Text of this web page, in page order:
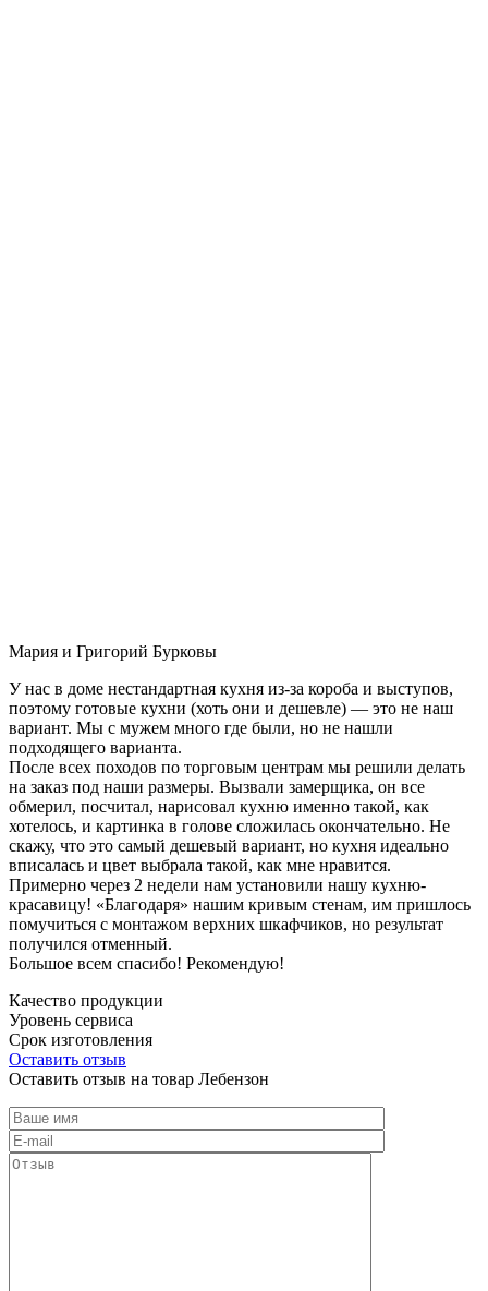
Мария и Григорий Бурковы
У нас в доме нестандартная кухня из-за короба и выступов,
поэтому готовые кухни (хоть они и дешевле) — это не наш
вариант. Мы с мужем много где были, но не нашли
подходящего варианта.
После всех походов по торговым центрам мы решили делать
на заказ под наши размеры. Вызвали замерщика, он все
обмерил, посчитал, нарисовал кухню именно такой, как
хотелось, и картинка в голове сложилась окончательно. Не
скажу, что это самый дешевый вариант, но кухня идеально
вписалась и цвет выбрала такой, как мне нравится.
Примерно через 2 недели нам установили нашу кухню-
красавицу! «Благодаря» нашим кривым стенам, им пришлось
помучиться с монтажом верхних шкафчиков, но результат
получился отменный.
Большое всем спасибо! Рекомендую!
Качество продукции
Уровень сервиса
Срок изготовления
Оставить отзыв
Оставить отзыв на товар Лебензон